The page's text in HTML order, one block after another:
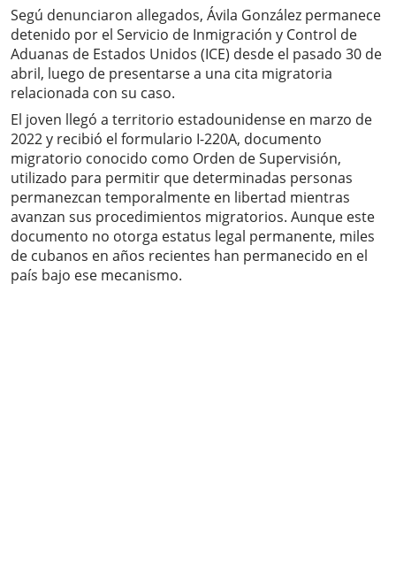
Segú denunciaron allegados, Ávila González permanece
detenido por el Servicio de Inmigración y Control de
Aduanas de Estados Unidos (ICE) desde el pasado 30 de
abril, luego de presentarse a una cita migratoria
relacionada con su caso.
El joven llegó a territorio estadounidense en marzo de
2022 y recibió el formulario I-220A, documento
migratorio conocido como Orden de Supervisión,
utilizado para permitir que determinadas personas
permanezcan temporalmente en libertad mientras
avanzan sus procedimientos migratorios. Aunque este
documento no otorga estatus legal permanente, miles
de cubanos en años recientes han permanecido en el
país bajo ese mecanismo.